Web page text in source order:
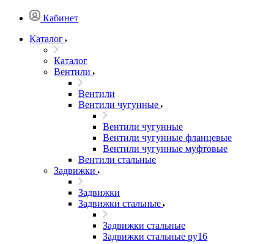
Кабинет
Каталог
Каталог
Вентили
Вентили
Вентили чугунные
Вентили чугунные
Вентили чугунные фланцевые
Вентили чугунные муфтовые
Вентили стальные
Задвижки
Задвижки
Задвижки стальные
Задвижки стальные
Задвижки стальные ру16